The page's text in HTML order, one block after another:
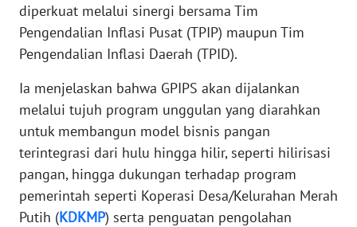
diperkuat melalui sinergi bersama Tim
Pengendalian Inflasi Pusat (TPIP) maupun Tim
Pengendalian Inflasi Daerah (TPID).
Ia menjelaskan bahwa GPIPS akan dijalankan
melalui tujuh program unggulan yang diarahkan
untuk membangun model bisnis pangan
terintegrasi dari hulu hingga hilir, seperti hilirisasi
pangan, hingga dukungan terhadap program
pemerintah seperti Koperasi Desa/Kelurahan Merah
Putih (KDKMP) serta penguatan pengolahan
WN
SULTRA
NTB
WN
SULTENG
WN
SULBAR